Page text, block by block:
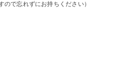
で忘れずにお持ちください）